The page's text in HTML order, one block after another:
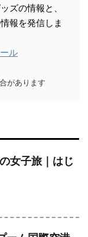
ズの情報と、
報を発信しま
ル
があります
女子旅｜はじ